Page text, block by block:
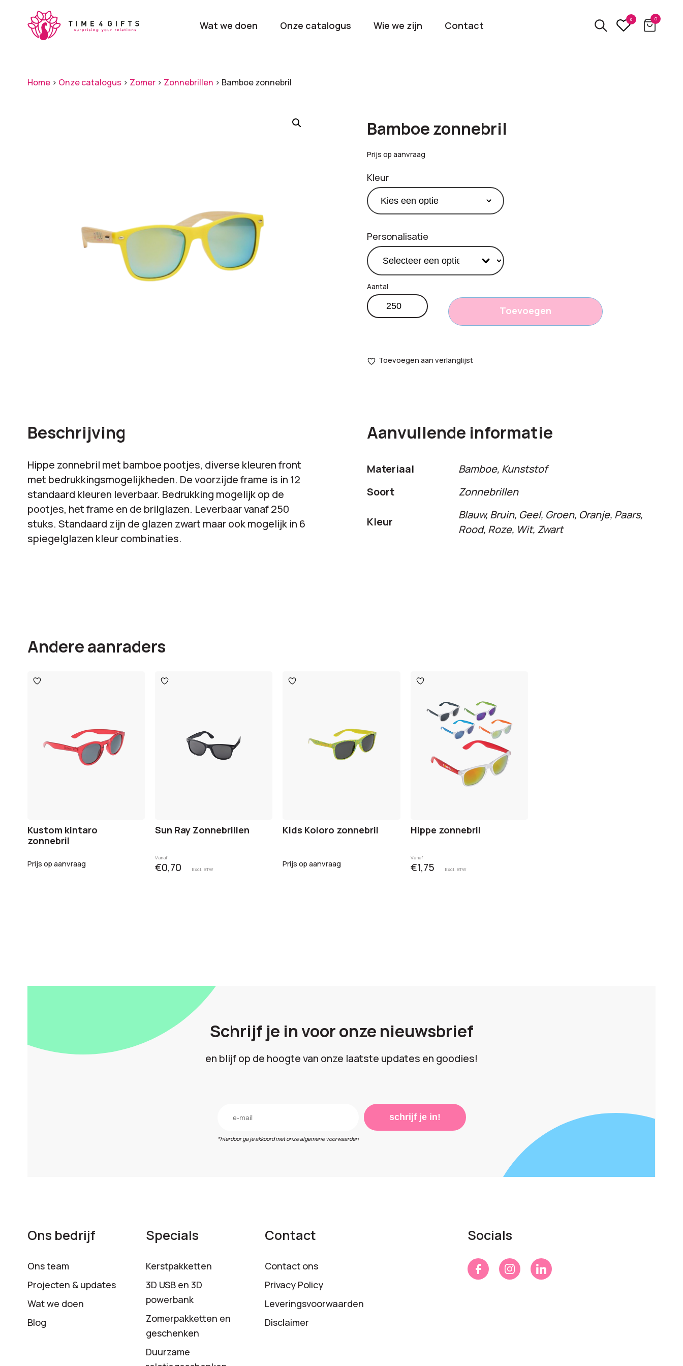
Wat we doen Onze catalogus
flessen
Beurzen en
Wie we zijn Contact 0 0
Home > Onze catalogus > Zomer > Zonnebrillen > Bamboe zonnebril
Bamboe zonnebril
Prijs op aanvraag
Kleur
Personalisatie
Totaal
Bestelling
Bamboe
zonnebril
Toevoegen
Toevoegen aan verlanglijst
Beschrijving
Hippe zonnebril met bamboe pootjes, diverse kleuren front
met bedrukkingsmogelijkheden. De voorzijde frame is in 12
standaard kleuren leverbaar. Bedrukking mogelijk op de
pootjes, het frame en de brilglazen. Leverbaar vanaf 250
stuks. Standaard zijn de glazen zwart maar ook mogelijk in 6
spiegelglazen kleur combinaties.
Aanvullende informatie
Materiaal
Bamboe, Kunststof
Soort
Zonnebrillen
Kleur
Blauw, Bruin, Geel, Groen, Oranje, Paars,
Rood, Roze, Wit, Zwart
Andere aanraders
Toevoegen
aan
Kustom kintaro
zonnebril
Prijs op aanvraag
Toevoegen
aan
Sun Ray Zonnebrillen
Vanaf
€0,70 Excl. BTW
Toevoegen
aan
Kids Koloro zonnebril
Prijs op aanvraag
Toevoegen
aan
Hippe zonnebril
Vanaf
€1,75 Excl. BTW
Schrijf je in voor onze nieuwsbrief
en blijf op de hoogte van onze laatste updates en goodies!
*hierdoor ga je akkoord met onze algemene voorwaarden
schrijf je in!
Ons bedrijf
Ons team
Projecten & updates
Wat we doen
Blog
Specials
Kerstpakketten
3D USB en 3D
powerbank
Zomerpakketten en
geschenken
Duurzame
Contact
Contact ons
Privacy Policy
Leveringsvoorwaarden
Disclaimer
Socials